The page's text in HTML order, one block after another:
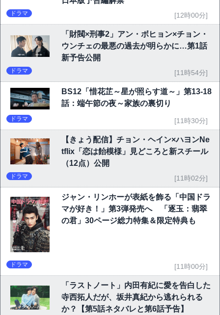
ドラマ [12時00分]
「財閥×刑事2」アン・ボヒョン×チョン・
ウンチェの最悪の過去が明らかに…第1話
新予告公開
ドラマ [11時54分]
BS12「惜花芷～星が照らす道～」第13-18
話：端午節の夜～家族の裏切り
ドラマ [11時30分]
【きょう配信】チョン・ヘイン×ハヨンNe
tflix「恋は飴模様」見どころと新スチール
（12点）公開
ドラマ [11時02分]
ジャン・リンホーが表紙を飾る「中国ドラ
マが好き！」第3弾発売へ 「逐玉：翡翠
の君」30ページ総力特集＆限定特典も
ドラマ [11時00分]
「ラストノート」内田有紀に愛を告白した
寺西拓人だが、坂井真紀から逃れられる
か？【第5話ネタバレと第6話予告】